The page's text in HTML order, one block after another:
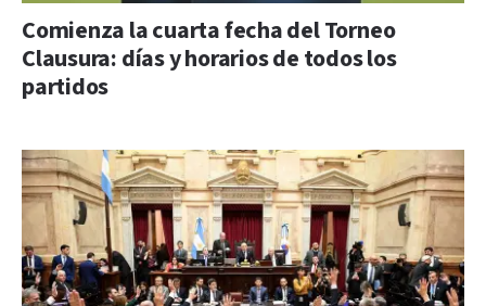
Comienza la cuarta fecha del Torneo
Clausura: días y horarios de todos los
partidos